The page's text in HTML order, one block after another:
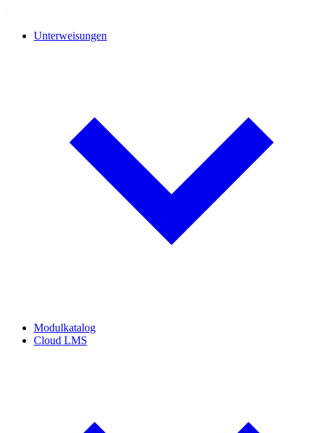
Unterweisungen
Modulkatalog
Cloud LMS